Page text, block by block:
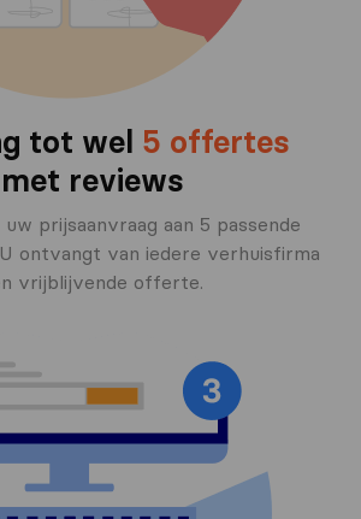
tot wel 5 offertes
met reviews
prijsaanvraag aan 5 passende
ontvangt van iedere verhuisfirma
vrijblijvende offerte.